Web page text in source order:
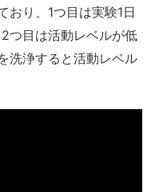
おり、1つ目は実験1日
つ目は活動レベルが低
洗浄すると活動レベル